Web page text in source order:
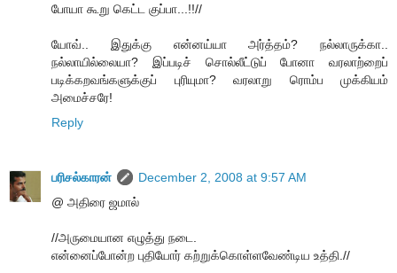
போயா கூறு கெட்ட குப்பா...!!//
யோவ்.. இதுக்கு என்னய்யா அர்த்தம்? நல்லாருக்கா..
நல்லாயில்லையா? இப்படிச் சொல்லீட்டுப் போனா வரலாற்றைப்
படிக்கறவங்களுக்குப் புரியுமா? வரலாறு ரொம்ப முக்கியம்
அமைச்சரே!
Reply
பரிசல்காரன்
December 2, 2008 at 9:57 AM
@ அதிரை ஜமால்
//அருமையான எழுத்து நடை.
என்னைப்போன்ற புதியோர் கற்றுக்கொள்ளவேண்டிய உத்தி.//